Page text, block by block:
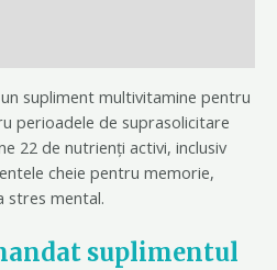
supliment multivitamine pentru
perioadele de suprasolicitare
22 de nutrienți activi, inclusiv
cheie pentru memorie,
stres mental.
suplimentul